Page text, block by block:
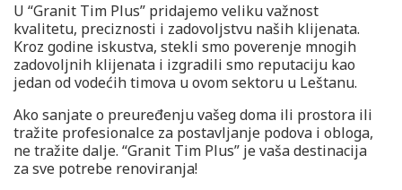
U “Granit Tim Plus” pridajemo veliku važnost
kvalitetu, preciznosti i zadovoljstvu naših klijenata.
Kroz godine iskustva, stekli smo poverenje mnogih
zadovoljnih klijenata i izgradili smo reputaciju kao
jedan od vodećih timova u ovom sektoru u Leštanu.
Ako sanjate o preuređenju vašeg doma ili prostora ili
tražite profesionalce za postavljanje podova i obloga,
ne tražite dalje. “Granit Tim Plus” je vaša destinacija
za sve potrebe renoviranja!